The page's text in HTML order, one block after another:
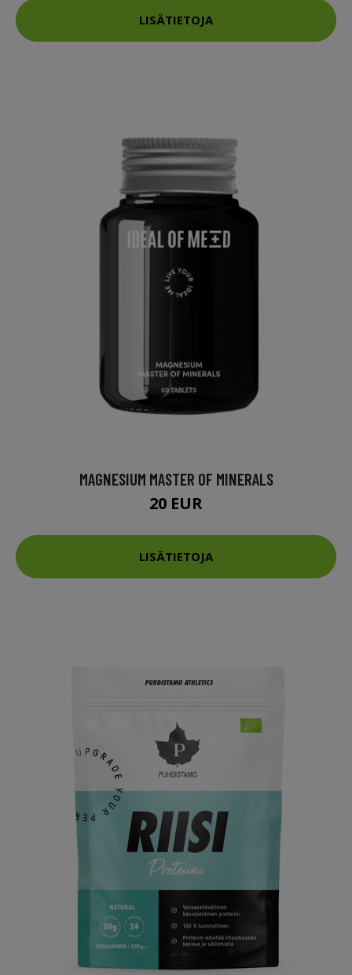
LISÄTIETOJA
MAGNESIUM MASTER OF MINERALS
20 EUR
LISÄTIETOJA